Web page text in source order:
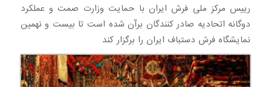
رییس مرکز ملی فرش ایران با حمایت وزارت صمت و عملکرد
دوگانه اتحادیه صادر کنندگان برآن شده است تا بیست و نهمین
نمایشگاه فرش دستباف ایران را برگزار کند